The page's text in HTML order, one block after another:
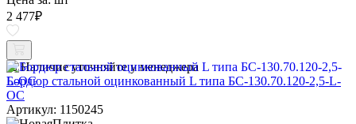
2 477₽
Наличие уточняйте у менеджера
Бордюр стальной оцинкованный L типа БС-130.70.120-2,5-L-
ОС
Артикул: 1150245